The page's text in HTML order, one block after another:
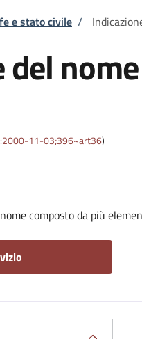
e stato civile /
del
11-03;396~art36)
composto da più